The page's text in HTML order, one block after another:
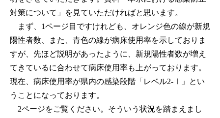
対策について」を見ていただければと思います。
まず、1ページ目ですけれども、オレンジ色の線が新規
陽性者数、また、青色の線が病床使用率を示しておりま
すが、先ほど説明があったように、新規陽性者数が増え
てきているに合わせて病床使用率も上がっております。
現在、病床使用率が県内の感染段階「レベル2-Ⅰ」とい
うことになっております。
2ページをご覧ください。そういう状況を踏まえまし